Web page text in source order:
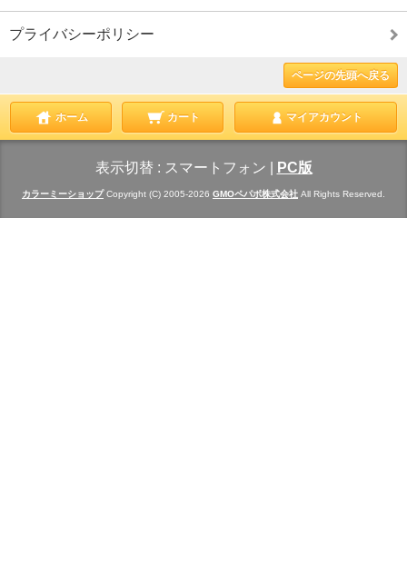
プライバシーポリシー
ページの先頭へ戻る
ホーム カート マイアカウント
表示切替 : スマートフォン PC版
カラーミーショップCopyright (C) 2005-2026 GMOペパボ株式会社 All Rights Reserved.